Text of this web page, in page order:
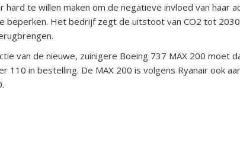
hard te willen maken om de negatieve invloed van haar
beperken. Het bedrijf zegt de uitstoot van CO2 tot
van de nieuwe, zuinigere Boeing 737 MAX 200 moet
110 in bestelling. De MAX 200 is volgens Ryanair ook